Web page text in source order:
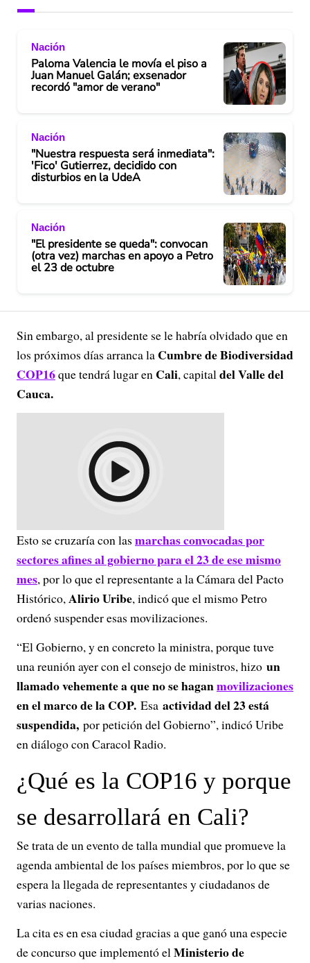
Nación
Paloma Valencia le movía el piso a
Juan Manuel Galán; exsenador
recordó "amor de verano"
Nación
"Nuestra respuesta será inmediata":
'Fico' Gutierrez, decidido con
disturbios en la UdeA
Nación
"El presidente se queda": convocan
(otra vez) marchas en apoyo a Petro
el 23 de octubre
Sin embargo, al presidente se le habría olvidado que en
los próximos días arranca la Cumbre de Biodiversidad
COP16que tendrá lugar en Cali, capitaldel Valle del
Cauca.
Esto se cruzaría con las marchas convocadas por
sectores afines al gobierno para el 23 de ese mismo
mes, por lo que el representante a la Cámara del Pacto
Histórico,Alirio Uribe, indicó que el mismo Petro
ordenó suspender esas movilizaciones.
“El Gobierno, y en concreto la ministra, porque tuve
una reunión ayer con el consejo de ministros, hizo un
llamado vehemente a que no se haganmovilizaciones
en el marco de la COP. Esa actividad del 23 está
suspendida, por petición del Gobierno”, indicó Uribe
en diálogo con Caracol Radio.
¿Qué es la COP16 y porque
se desarrollará en Cali?
Se trata de un evento de talla mundial que promueve la
agenda ambiental de los países miembros, por lo que se
espera la llegada de representantes y ciudadanos de
varias naciones.
La cita es en esa ciudad gracias a que ganó una especie
de concurso que implementó elMinisterio de